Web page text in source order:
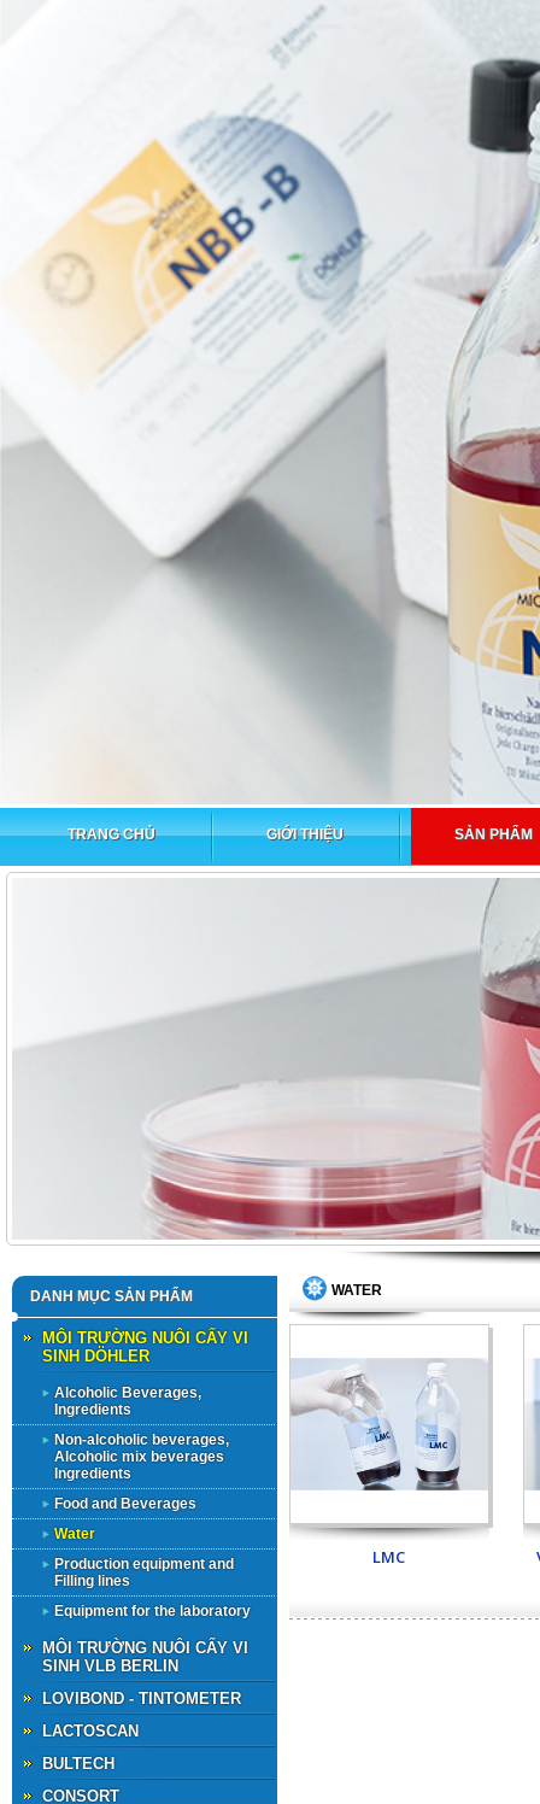
TRANG CHỦ GIỚI THIỆU SẢN PHẨM
DANH MỤC SẢN PHẨM
MÔI TRƯỜNG NUÔI CẤY VI
SINH DÖHLER
Alcoholic Beverages,
Ingredients
Non-alcoholic beverages,
Alcoholic mix beverages
Ingredients
Food and Beverages
Water
Production equipment and
Filling lines
Equipment for the laboratory
MÔI TRƯỜNG NUÔI CẤY VI
SINH VLB BERLIN
LOVIBOND - TINTOMETER
LACTOSCAN
BULTECH
CONSORT
WATER
LMC